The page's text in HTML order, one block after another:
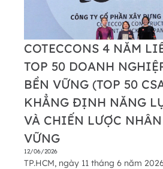
COTECCONS 4 NĂM
TOP 50 DOANH
BỀN VỮNG (TOP 50
KHẲNG ĐỊNH NĂNG
VÀ CHIẾN LƯỢC
VỮNG
12/06/2026
TP.HCM, ngày 11 tháng 6 năm